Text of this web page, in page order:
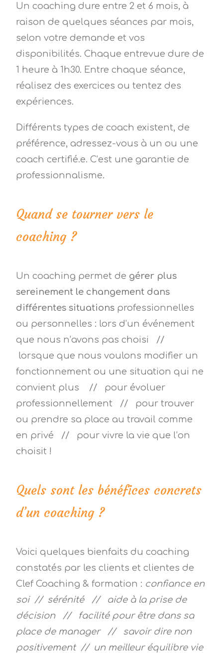
Un coaching dure entre 2 et 6 mois, à
raison de quelques séances par mois,
selon votre demande et vos
disponibilités. Chaque entrevue dure de
1 heure à 1h30. Entre chaque séance,
réalisez des exercices ou tentez des
expériences.
Différents types de coach existent, de
préférence, adressez-vous à un ou une
coach certifié.e. C’est une garantie de
professionnalisme.
Quand se tourner vers le
coaching ?
Un coaching permet de gérer plus
sereinement le changement dans
différentes situations professionnelles
ou personnelles : lors d’un événement
que nous n’avons pas choisi //
lorsque que nous voulons modifier un
fonctionnement ou une situation qui ne
convient plus // pour évoluer
professionnellement // pour trouver
ou prendre sa place au travail comme
en privé // pour vivre la vie que l’on
choisit !
Quels sont les bénéfices concrets
d’un coaching ?
Voici quelques bienfaits du coaching
constatés par les clients et clientes de
Clef Coaching & formation : confiance en
soi // sérénité // aide à la prise de
décision // facilité pour être dans sa
place de manager // savoir dire non
positivement // un meilleur équilibre vie